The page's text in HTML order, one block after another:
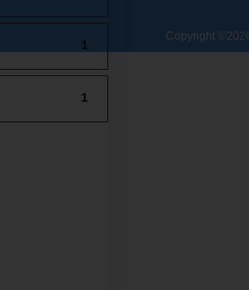
1
1
Copyright